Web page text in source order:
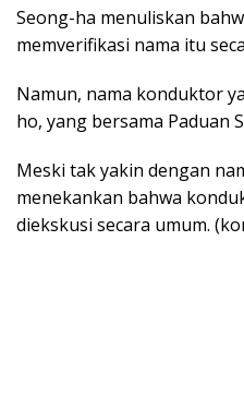
Seong-ha menuliskan
memverifikasi nama itu
Namun, nama konduktor
ho, yang bersama Paduan
Meski tak yakin dengan
menekankan bahwa
diekskusi secara umum.